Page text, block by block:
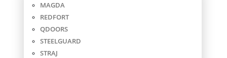
MAGDA
REDFORT
QDOORS
STEELGUARD
STRAJ